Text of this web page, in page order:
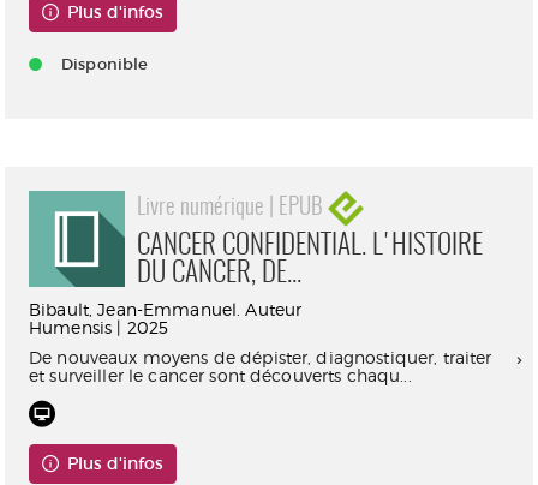
Plus d'infos
Disponible
Livre numérique | EPUB
CANCER CONFIDENTIAL. L'HISTOIRE
DU CANCER, DE...
Bibault, Jean-Emmanuel. Auteur
Humensis | 2025
De nouveaux moyens de dépister, diagnostiquer, traiter
et surveiller le cancer sont découverts chaqu...
Plus d'infos